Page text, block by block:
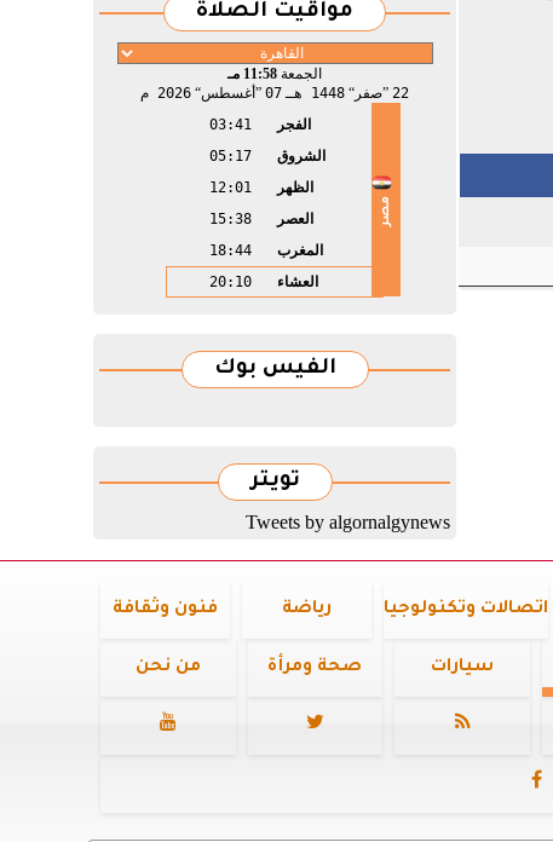
مواقيت الصلاة
الجمعة 11:58 مـ
22 صفر 1448 هـ 07 أغسطس 2026 م
مصر
الفجر
03:41
الشروق
05:17
الظهر
12:01
العصر
15:38
المغرب
18:44
العشاء
20:10
الفيس بوك
تويتر
Tweets by algornalgynews
اتصالات وتكنولوجيا رياضة فنون وثقافة
سيارات صحة ومرأة من نحن



